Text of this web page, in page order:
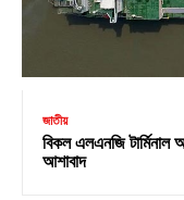
জাতীয়
বিকল এলএনজি টার্মিনাল
আশাবাদ